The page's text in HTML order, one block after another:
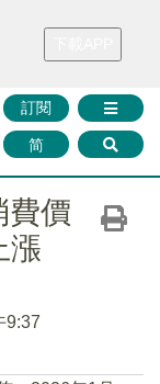
財華證券 媒體矩陣
訂閱
简
費價
漲
9:37